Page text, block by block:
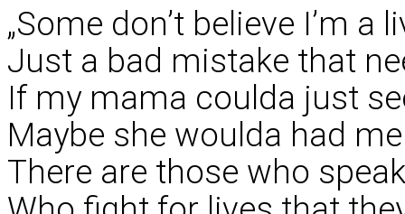
„Some don’t believe I’m a
Just a bad mistake that
If my mama coulda just
Maybe she woulda had
There are those who